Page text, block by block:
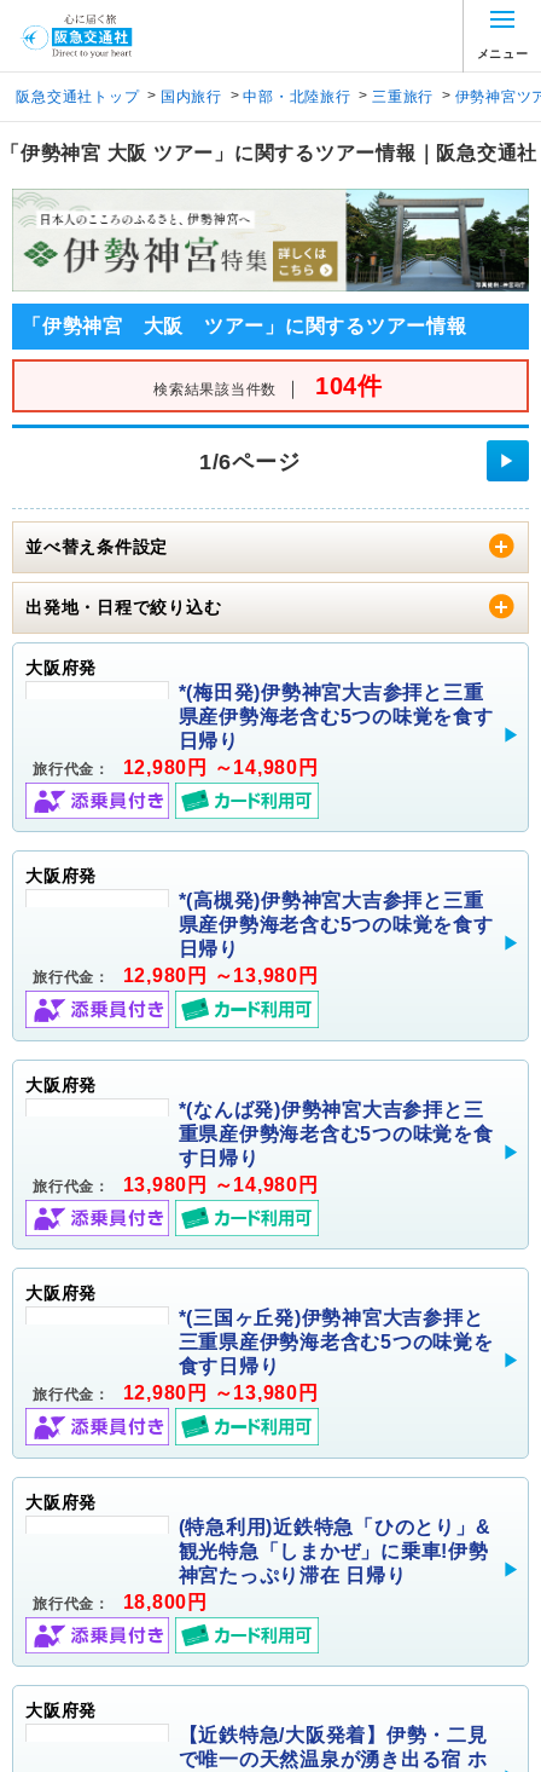
メニュー
阪急交通社トップ > 国内旅行 > 中部・北陸旅行 > 三重旅行 > 伊勢神宮ツ
「伊勢神宮 大阪 ツアー」に関するツアー情報｜阪急交通社
「伊勢神宮 大阪 ツアー」に関するツアー情報
検索結果該当件数 ｜ 104件
1/6ページ ▶
並べ替え条件設定
出発地・日程で絞り込む
大阪府発
*(梅田発)伊勢神宮大吉参拝と三重
県産伊勢海老含む5つの味覚を食す
日帰り
旅行代金： 12,980円 ～14,980円
大阪府発
*(高槻発)伊勢神宮大吉参拝と三重
県産伊勢海老含む5つの味覚を食す
日帰り
旅行代金： 12,980円 ～13,980円
大阪府発
*(なんば発)伊勢神宮大吉参拝と三
重県産伊勢海老含む5つの味覚を食
す日帰り
旅行代金： 13,980円 ～14,980円
大阪府発
*(三国ヶ丘発)伊勢神宮大吉参拝と
三重県産伊勢海老含む5つの味覚を
食す日帰り
旅行代金： 12,980円 ～13,980円
大阪府発
(特急利用)近鉄特急「ひのとり」&
観光特急「しまかぜ」に乗車!伊勢
神宮たっぷり滞在 日帰り
旅行代金： 18,800円
大阪府発
【近鉄特急/大阪発着】伊勢・二見
で唯一の天然温泉が湧き出る宿 ホ